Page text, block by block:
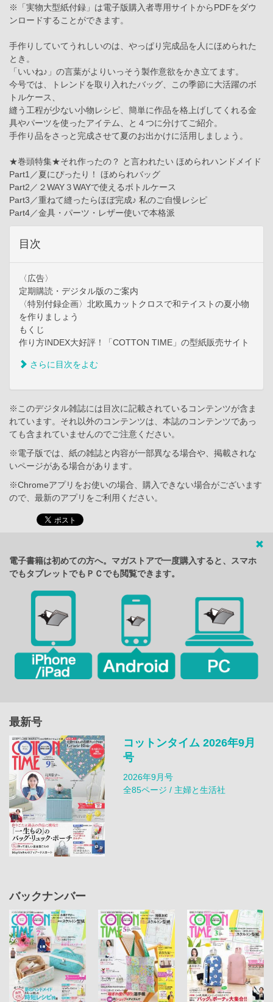
※「実物大型紙付録」は電子版購入者専用サイトからPDFをダウ
ンロードすることができます。
手作りしていてうれしいのは、やっぱり完成品を人にほめられた
とき。
「いいね♪」の言葉がよりいっそう製作意欲をかき立てます。
今号では、トレンドを取り入れたバッグ、この季節に大活躍のボ
トルケース、
縫う工程が少ない小物レシピ、簡単に作品を格上げしてくれる金
具やパーツを使ったアイテム、と４つに分けてご紹介。
手作り品をさっと完成させて夏のお出かけに活用しましょう。
★巻頭特集★それ作ったの？ と言われたい ほめられハンドメイド
Part1／夏にぴったり！ ほめられバッグ
Part2／２WAY３WAYで使えるボトルケース
Part3／重ねて縫ったらほぼ完成♪ 私のご自慢レシピ
Part4／金具・パーツ・レザー使いで本格派
目次
〈広告〉
定期購読・デジタル版のご案内
〈特別付録企画〉北欧風カットクロスで和テイストの夏小物
を作りましょう
もくじ
作り方INDEX大好評！「COTTON TIME」の型紙販売サイト
さらに目次をよむ
※このデジタル雑誌には目次に記載されているコンテンツが含ま
れています。それ以外のコンテンツは、本誌のコンテンツであっ
ても含まれていませんのでご注意ください。
※電子版では、紙の雑誌と内容が一部異なる場合や、掲載されな
いページがある場合があります。
※Chromeアプリをお使いの場合、購入できない場合がございます
ので、最新のアプリをご利用ください。
電子書籍は初めての方へ。マガストアで一度購入すると、スマホ
でもタブレットでもＰＣでも閲覧できます。
最新号
コットンタイム 2026年9月
号
2026年9月号
全85ページ / 主婦と生活社
バックナンバー